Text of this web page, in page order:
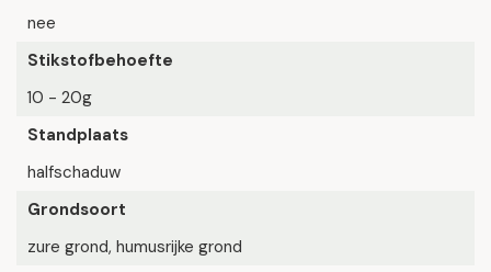
nee
Stikstofbehoefte
10 - 20g
Standplaats
halfschaduw
Grondsoort
zure grond, humusrijke grond